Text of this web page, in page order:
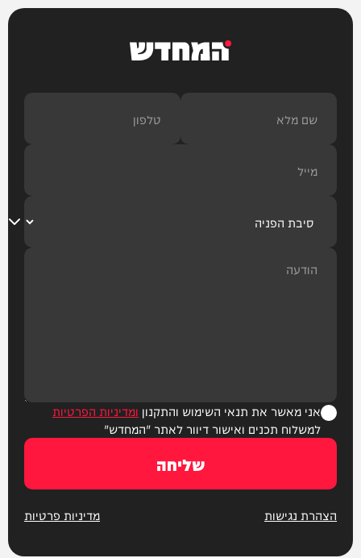
המחדש
אני מאשר את תנאי השימוש והתקנון ומדיניות הפרטיות
למשלוח תכנים ואישור דיוור לאתר "המחדש"
שליחה
הצהרת נגישות מדיניות פרטיות